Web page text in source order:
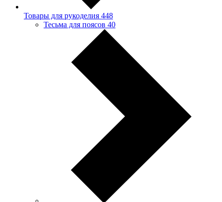
Товары для рукоделия 448
Тесьма для поясов 40